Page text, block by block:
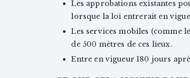
Les approbations existantes
lorsque la loi entrerait en
Les services mobiles (comme
de 500 mètres de ces lieux.
Entre en vigueur 180 jours